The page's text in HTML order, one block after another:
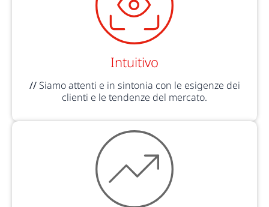
Intuitivo
//Siamo attenti e in sintonia con le esigenze dei
clienti e le tendenze del mercato.